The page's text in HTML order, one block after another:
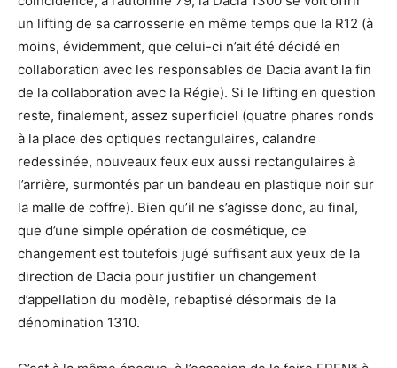
un lifting de sa carrosserie en même temps que la R12 (à
moins, évidemment, que celui-ci n’ait été décidé en
collaboration avec les responsables de Dacia avant la fin
de la collaboration avec la Régie). Si le lifting en question
reste, finalement, assez superficiel (quatre phares ronds
à la place des optiques rectangulaires, calandre
redessinée, nouveaux feux eux aussi rectangulaires à
l’arrière, surmontés par un bandeau en plastique noir sur
la malle de coffre). Bien qu’il ne s’agisse donc, au final,
que d’une simple opération de cosmétique, ce
changement est toutefois jugé suffisant aux yeux de la
direction de Dacia pour justifier un changement
d’appellation du modèle, rebaptisé désormais de la
dénomination 1310.